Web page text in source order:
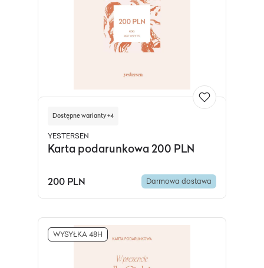
Dostępne warianty +4
YESTERSEN
Karta podarunkowa 200 PLN
200 PLN Darmowa dostawa
WYSYŁKA 48H